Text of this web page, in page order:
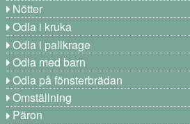
Nötter
Odla i kruka
Odla i pallkrage
Odla med barn
Odla på fönsterbrädan
Omställning
Päron